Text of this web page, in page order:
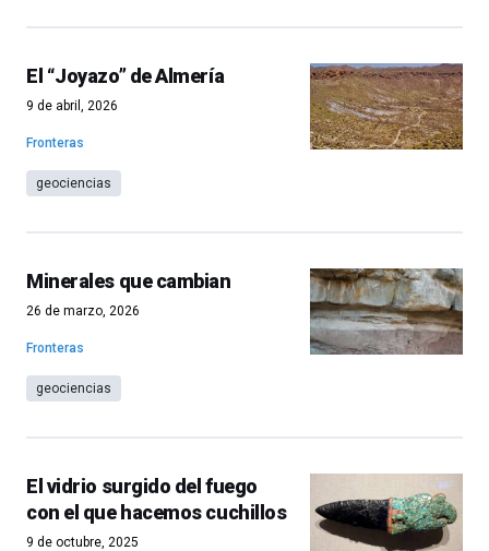
El “Joyazo” de Almería
9 de abril, 2026
Fronteras
geociencias
Minerales que cambian
26 de marzo, 2026
Fronteras
geociencias
El vidrio surgido del fuego
con el que hacemos cuchillos
9 de octubre, 2025